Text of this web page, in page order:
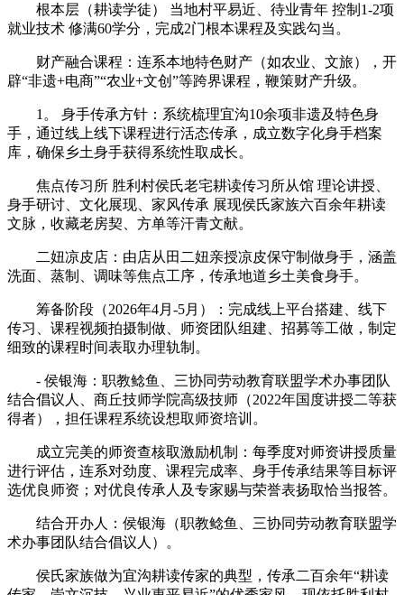
根本层（耕读学徒） 当地村平易近、待业青年 控制1-2项
就业技术 修满60学分，完成2门根本课程及实践勾当。
财产融合课程：连系本地特色财产（如农业、文旅），开
辟“非遗+电商”“农业+文创”等跨界课程，鞭策财产升级。
1。 身手传承方针：系统梳理宜沟10余项非遗及特色身
手，通过线上线下课程进行活态传承，成立数字化身手档案
库，确保乡土身手获得系统性取成长。
焦点传习所 胜利村侯氏老宅耕读传习所从馆 理论讲授、
身手研讨、文化展现、家风传承 展现侯氏家族六百余年耕读
文脉，收藏老房契、方单等汗青文献。
二妞凉皮店：由店从田二妞亲授凉皮保守制做身手，涵盖
洗面、蒸制、调味等焦点工序，传承地道乡土美食身手。
‌筹备阶段（2026年4月-5月）‌：完成线上平台搭建、线下
传习、课程视频拍摄制做、师资团队组建、招募等工做，制定
细致的课程时间表取办理轨制。
- 侯银海：职教鲶鱼、三协同劳动教育联盟学术办事团队
结合倡议人、商丘技师学院高级技师（2022年国度讲授二等获
得者），担任课程系统设想取师资培训。
成立完美的师资查核取激励机制：每季度对师资讲授质量
进行评估，连系对劲度、课程完成率、身手传承结果等目标评
选优良师资；对优良传承人及专家赐与荣誉表扬取恰当报答。
结合开办人：侯银海（职教鲶鱼、三协同劳动教育联盟学
术办事团队结合倡议人）。
侯氏家族做为宜沟耕读传家的典型，传承二百余年“耕读